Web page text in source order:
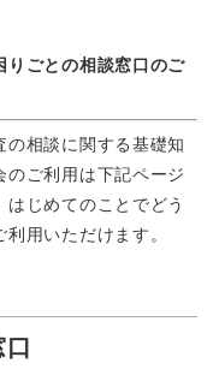
りごとの相談窓口のご
の相談に関する基礎知
ご利用は下記ページ
じめてのことでどう
用いただけます。